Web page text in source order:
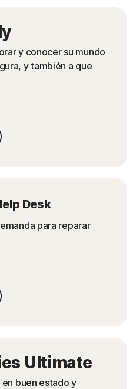
y conocer su mundo
y también a que
Desk
para reparar
Ultimate
buen estado y